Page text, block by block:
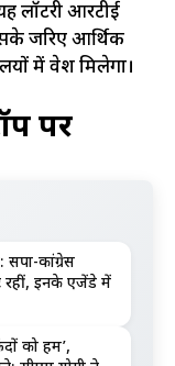
लॉटरी आरटीई
जरिए आर्थिक
में प्रवेश मिलेगा।
पर
सपा-कांग्रेस
रहीं, इनके एजेंडे में
को हम’,